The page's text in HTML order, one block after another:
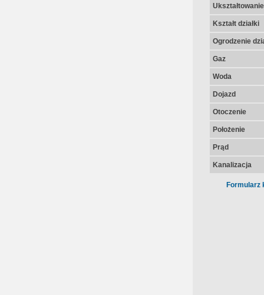
Kształt działki
Ogrodzenie
Gaz
Woda
Dojazd
Otoczenie
Położenie
Prąd
Kanalizacja
Formularz